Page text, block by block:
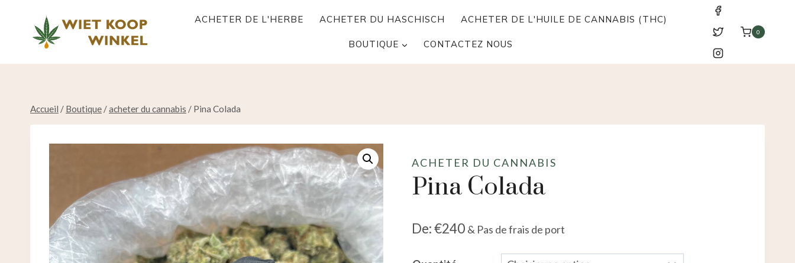
content
ACHETER DE L'HERBE ACHETER DU HASCHISCH ACHETER DE L'HUILE DE CANNABIS (THC)
BOUTIQUE CONTACTEZ NOUS
0
Accueil / Boutique /acheter du cannabis / Pina Colada
ACHETER DU CANNABIS
Pina Colada
De:€240 & Pas de frais de port